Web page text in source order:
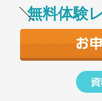
無料体験